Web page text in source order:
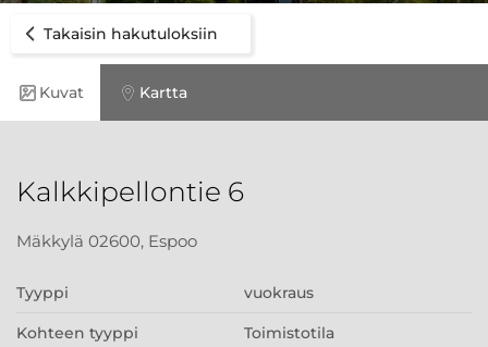
Takaisin hakutuloksiin
Kuvat Kartta
Kalkkipellontie 6
Mäkkylä 02600, Espoo
Tyyppi vuokraus
Kohteen tyyppi Toimistotila